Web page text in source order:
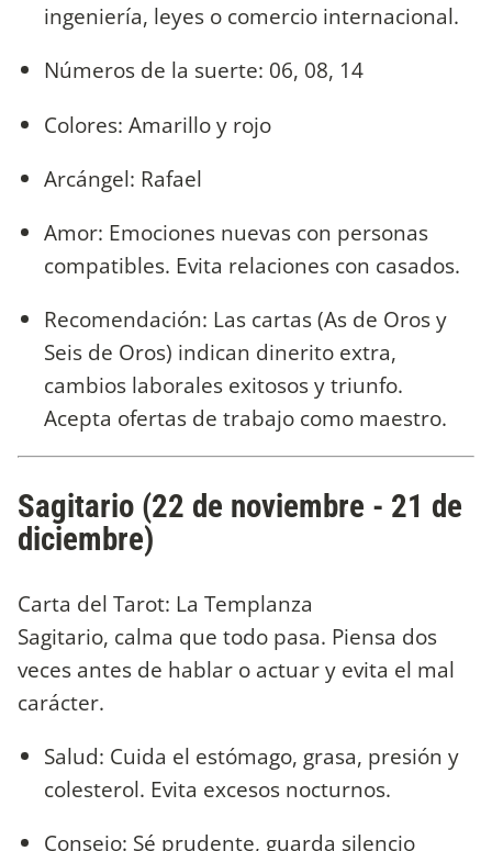
ingeniería, leyes o comercio internacional.
Números de la suerte: 06, 08, 14
Colores: Amarillo y rojo
Arcángel: Rafael
Amor: Emociones nuevas con personas
compatibles. Evita relaciones con casados.
Recomendación: Las cartas (As de Oros y
Seis de Oros) indican dinerito extra,
cambios laborales exitosos y triunfo.
Acepta ofertas de trabajo como maestro.
Sagitario (22 de noviembre - 21 de
diciembre)
Carta del Tarot: La Templanza
Sagitario, calma que todo pasa. Piensa dos
veces antes de hablar o actuar y evita el mal
carácter.
Salud: Cuida el estómago, grasa, presión y
colesterol. Evita excesos nocturnos.
Consejo: Sé prudente, guarda silencio